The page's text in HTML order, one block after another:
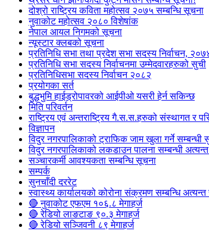
दोश्रो राष्ट्रिय कविता महोत्सव २०७५ सम्बन्धि सूचना
नुवाकोट महोत्सव २०८० विशेषांक
नेपाल आयल निगमको सूचना
न्यूस्टार क्लबको सूचना
प्रतिनिधि सभा तथा प्रदेश सभा सदस्य निर्वाचन,
प्रतिनिधि सभा सदस्य निर्वाचनमा उम्मेदवारहरुको सुची
प्रतिनिधिसभा सदस्य निर्वाचन २०८२
प्रयोगका सर्त
बुद्धभुमि हाईड्रोपावरको आईपीओ यसरी हेर्न सकिन्छ
मिति परिवर्तन
राष्ट्रिय एवं अन्तराष्ट्रिय गै.स.स.हरुको संस्थागत र
विज्ञापन
विदुर नगरपालिकाको ट्राफिक जाम खुला गर्ने सम्बन्धी
विदुर नगरपालिकाको लकडाउन पालना सम्बन्धी
सञ्चारकर्मी आवश्यकता सम्बन्धि सूचना
सम्पर्क
सुनचाँदी दररेट
स्वास्थ्य कार्यालयको कोरोना संक्रमण सम्बन्धि
🔴 नुवाकोट एफएम १०६.८ मेगाहर्ज
🔴 रेडियो लाङटाङ ९०.३ मेगाहर्ज
🔴 रेडियो सञ्जिवनी ८९ मेगाहर्ज